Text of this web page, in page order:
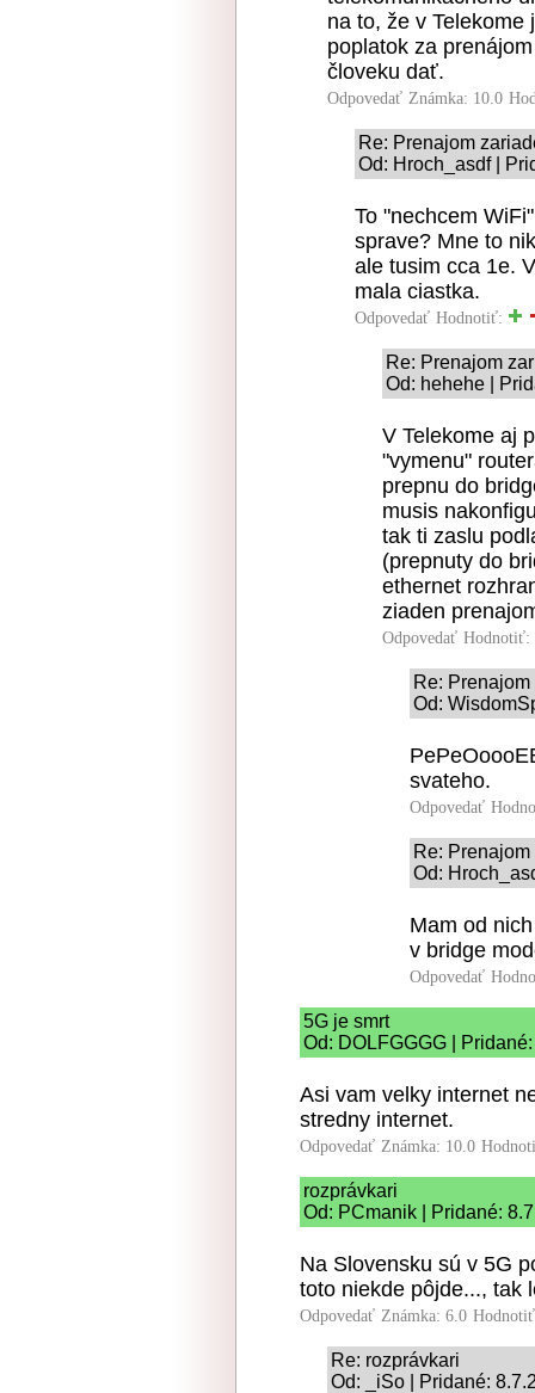
na to, že v Telekome
poplatok za
človeku dať.
Odpovedať Známka: 10.0
Re: Prenajom
Od: Hroch_asdf |
To "nechcem
sprave? Mne to
ale tusim cca 1e.
mala ciastka.
Odpovedať Hodnotiť:
Re: Prenajom
Od: hehehe |
V Telekome aj
"vymenu"
prepnu do
musis
tak ti zaslu
(prepnuty do
ethernet
ziaden
Odpovedať Hodnotiť:
Re:
Od:
svateho.
Odpovedať
Re:
Od:
Mam od
v bridge
Odpovedať
5G je smrt
Od: DOLFGGGG |
Asi vam velky internet
stredny internet.
Odpovedať Známka: 10.0
rozprávkari
Od: PCmanik | Pridané:
Na Slovensku sú v 5G
toto niekde pôjde..., tak
Odpovedať Známka: 6.0
Re: rozprávkari
Od: _iSo | Pridané: